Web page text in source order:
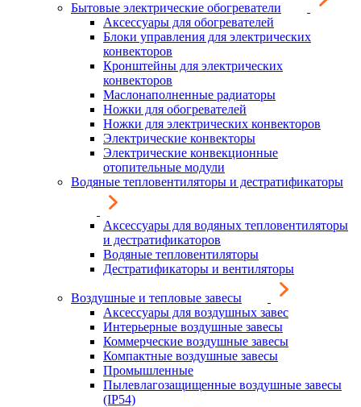
Бытовые электрические обогреватели
Аксессуары для обогревателей
Блоки управления для электрических
конвекторов
Кронштейны для электрических
конвекторов
Маслонаполненные радиаторы
Ножки для обогревателей
Ножки для электрических конвекторов
Электрические конвекторы
Электрические конвекционные
отопительные модули
Водяные тепловентиляторы и дестратификаторы
Аксессуары для водяных тепловентиляторы
и дестратификаторов
Водяные тепловентиляторы
Дестратификаторы и вентиляторы
Воздушные и тепловые завесы
Аксессуары для воздушных завес
Интерьерные воздушные завесы
Коммерческие воздушные завесы
Компактные воздушные завесы
Промышленные
Пылевлагозащищенные воздушные завесы
(IP54)